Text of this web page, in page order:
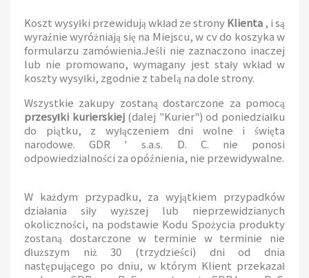
Koszt wysyłki przewidują wkład ze stronyKlienta , i są
wyraźnie wyróżniają się na Miejscu, w cv do koszyka w
formularzu zamówienia.Jeśli nie zaznaczono inaczej
lub nie promowano, wymagany jest stały wkład w
koszty wysyłki, zgodnie z tabelą na dole strony.
Wszystkie zakupy zostaną dostarczone za pomocą
przesyłki kurierskiej (dalej "Kurier") od poniedziałku
do piątku, z wyłączeniem dni wolne i święta
narodowe. GDR ' s.a.s. D. C. nie ponosi
odpowiedzialności za opóźnienia, nie przewidywalne.
W każdym przypadku, za wyjątkiem przypadków
działania siły wyższej lub nieprzewidzianych
okoliczności, na podstawie Kodu Spożycia produkty
zostaną dostarczone w terminie w terminie nie
dłuższym niż 30 (trzydzieści) dni od dnia
następującego po dniu, w którym Klient przekazał